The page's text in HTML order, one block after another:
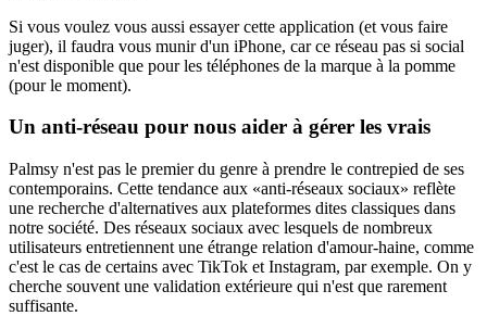
Si vous voulez vous aussi essayer cette application (et vous faire
juger), il faudra vous munir d'un iPhone, car ce réseau pas si social
n'est disponible que pour les téléphones de la marque à la pomme
(pour le moment).
Un anti-réseau pour nous aider à gérer les vrais
Palmsy n'est pas le premier du genre à prendre le contrepied de ses
contemporains. Cette tendance aux «anti-réseaux sociaux» reflète
une recherche d'alternatives aux plateformes dites classiques dans
notre société. Des réseaux sociaux avec lesquels de nombreux
utilisateurs entretiennent une étrange relation d'amour-haine, comme
c'est le cas de certains avec TikTok et Instagram, par exemple. On y
cherche souvent une validation extérieure qui n'est que rarement
suffisante.